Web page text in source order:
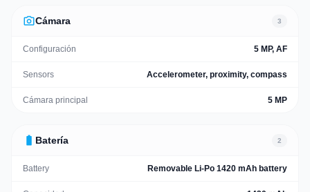
photo_cameraCámara 3
Configuración 5 MP, AF
Sensors Accelerometer, proximity, compass
Cámara principal 5 MP
battery_full Batería 2
Battery Removable Li-Po 1420 mAh battery